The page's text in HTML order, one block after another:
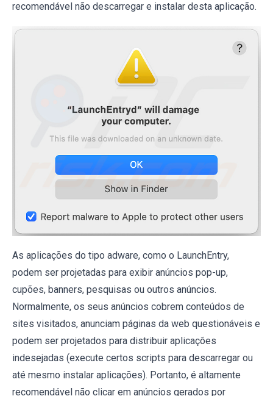
recomendável não descarregar e instalar desta aplicação.
As aplicações do tipo adware, como o LaunchEntry,
podem ser projetadas para exibir anúncios pop-up,
cupões, banners, pesquisas ou outros anúncios.
Normalmente, os seus anúncios cobrem conteúdos de
sites visitados, anunciam páginas da web questionáveis ​​e
podem ser projetados para distribuir aplicações
indesejadas (execute certos scripts para descarregar ou
até mesmo instalar aplicações). Portanto, é altamente
recomendável não clicar em anúncios gerados por